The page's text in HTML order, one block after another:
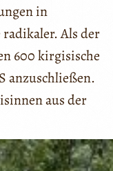
in
Als der
600 kirgisische
anzuschließen.
aus der